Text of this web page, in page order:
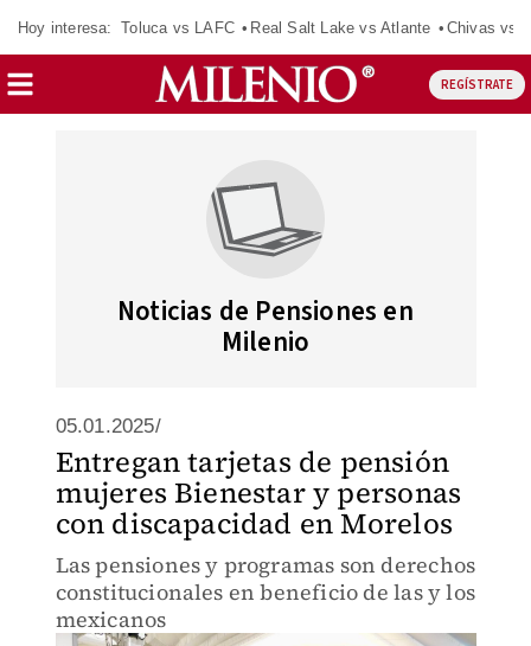
Hoy interesa: Toluca vs LAFC Real Salt Lake vs Atlante Chivas vs
REGÍSTRATE
Noticias de Pensiones en
Milenio
05.01.2025/
Entregan tarjetas de pensión
mujeres Bienestar y personas
con discapacidad en Morelos
Las pensiones y programas son derechos
constitucionales en beneficio de las y los
mexicanos